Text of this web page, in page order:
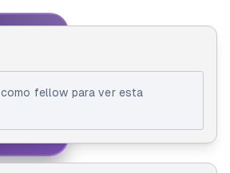
como fellow para ver esta